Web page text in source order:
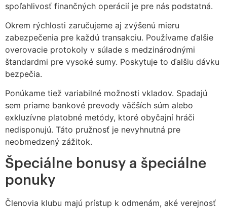
spoľahlivosť finančných operácií je pre nás podstatná.
Okrem rýchlosti zaručujeme aj zvýšenú mieru
zabezpečenia pre každú transakciu. Používame ďalšie
overovacie protokoly v súlade s medzinárodnými
štandardmi pre vysoké sumy. Poskytuje to ďalšiu dávku
bezpečia.
Ponúkame tiež variabilné možnosti vkladov. Spadajú
sem priame bankové prevody väčších súm alebo
exkluzívne platobné metódy, ktoré obyčajní hráči
nedisponujú. Táto pružnosť je nevyhnutná pre
neobmedzený zážitok.
Špeciálne bonusy a špeciálne
ponuky
Členovia klubu majú prístup k odmenám, aké verejnosť